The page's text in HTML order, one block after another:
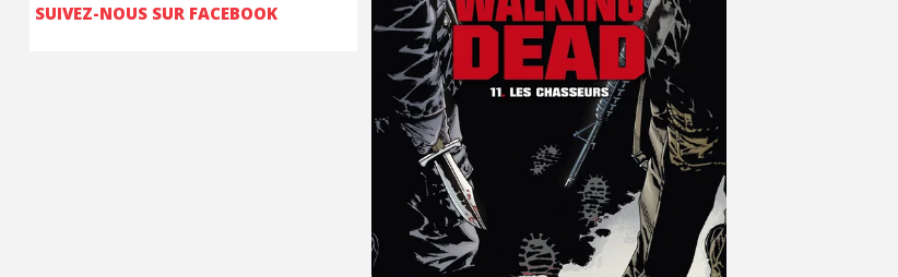
SUIVEZ-NOUS SUR FACEBOOK